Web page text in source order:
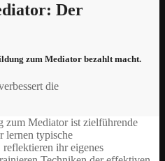
Der
zum Mediator bezahlt macht.
die
zum Mediator ist zielführende
lernen typische
ihr eigenes